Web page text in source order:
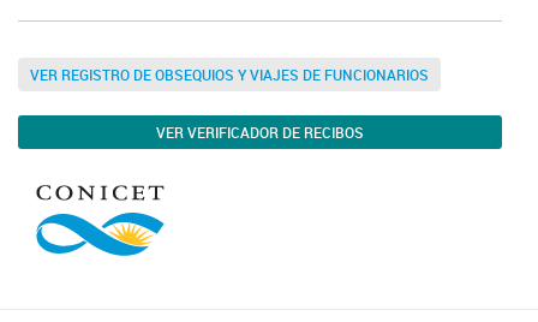
VER REGISTRO DE OBSEQUIOS Y VIAJES DE FUNCIONARIOS
VER VERIFICADOR DE RECIBOS